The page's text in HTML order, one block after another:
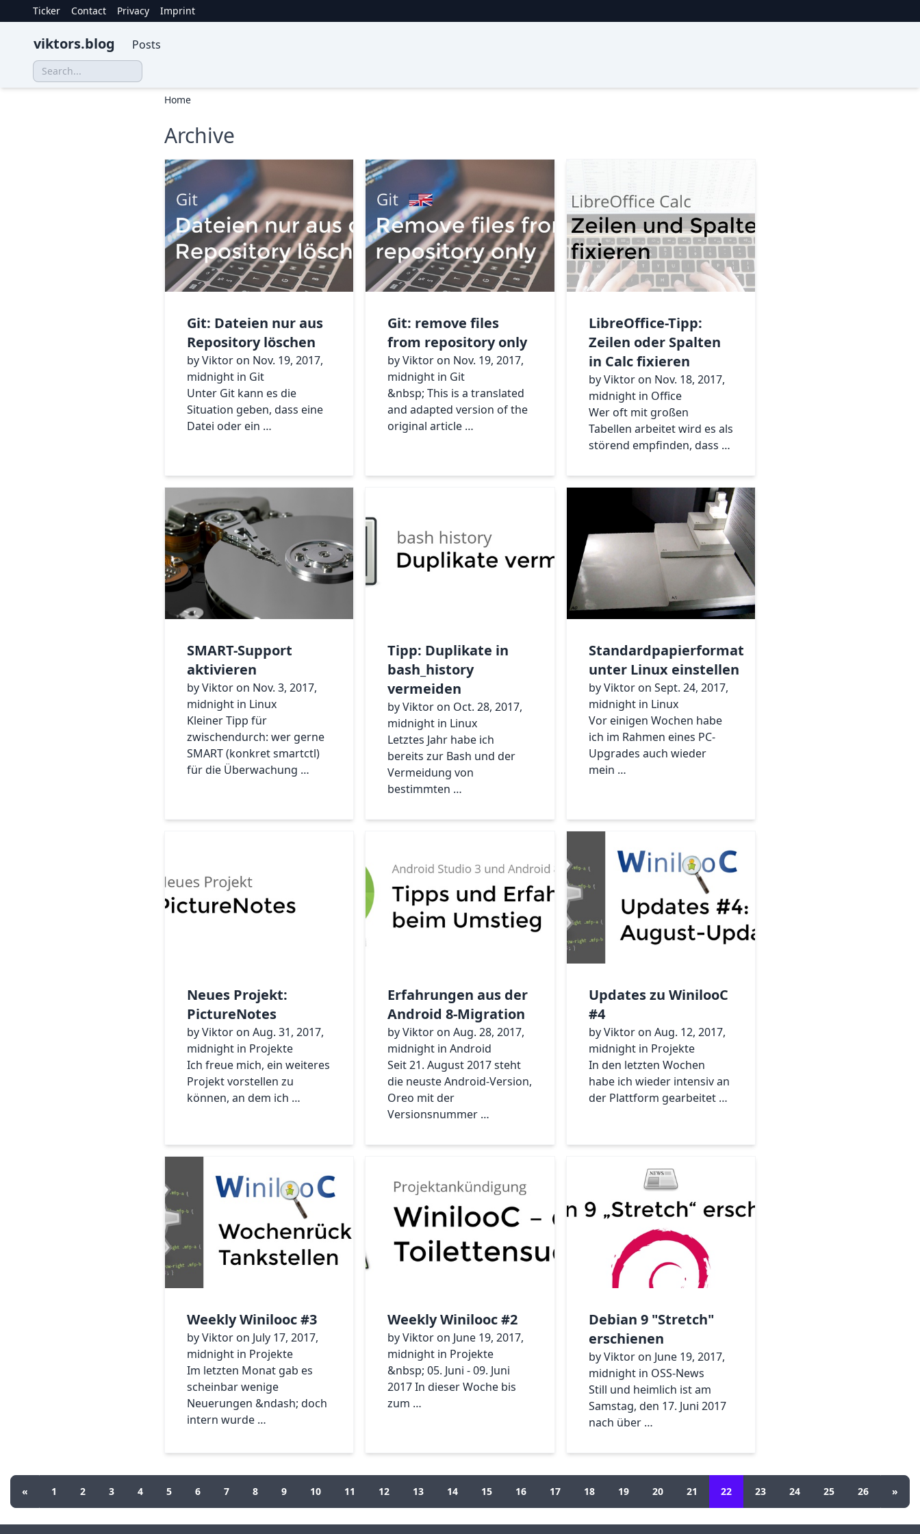
Ticker Contact Privacy Imprint
viktors.blog Posts
Home
Archive
Git: Dateien nur aus
Repository löschen
by Viktor on Nov. 19, 2017,
midnight in Git
Unter Git kann es die
Situation geben, dass eine
Datei oder ein …
Git: remove files
from repository only
by Viktor on Nov. 19, 2017,
midnight in Git
&nbsp; This is a translated
and adapted version of the
original article …
LibreOffice-Tipp:
Zeilen oder Spalten
in Calc fixieren
by Viktor on Nov. 18, 2017,
midnight in Office
Wer oft mit großen
Tabellen arbeitet wird es als
störend empfinden, dass …
SMART-Support
aktivieren
by Viktor on Nov. 3, 2017,
midnight in Linux
Kleiner Tipp für
zwischendurch: wer gerne
SMART (konkret smartctl)
für die Überwachung …
Tipp: Duplikate in
bash_history
vermeiden
by Viktor on Oct. 28, 2017,
midnight in Linux
Letztes Jahr habe ich
bereits zur Bash und der
Vermeidung von
bestimmten …
Standardpapierformat
unter Linux einstellen
by Viktor on Sept. 24, 2017,
midnight in Linux
Vor einigen Wochen habe
ich im Rahmen eines PC-
Upgrades auch wieder
mein …
Neues Projekt:
PictureNotes
by Viktor on Aug. 31, 2017,
midnight in Projekte
Ich freue mich, ein weiteres
Projekt vorstellen zu
können, an dem ich …
Erfahrungen aus der
Android 8-Migration
by Viktor on Aug. 28, 2017,
midnight in Android
Seit 21. August 2017 steht
die neuste Android-Version,
Oreo mit der
Versionsnummer …
Updates zu WinilooC
#4
by Viktor on Aug. 12, 2017,
midnight in Projekte
In den letzten Wochen
habe ich wieder intensiv an
der Plattform gearbeitet …
Weekly Winilooc #3
by Viktor on July 17, 2017,
midnight in Projekte
Im letzten Monat gab es
scheinbar wenige
Neuerungen &ndash; doch
intern wurde …
Weekly Winilooc #2
by Viktor on June 19, 2017,
midnight in Projekte
&nbsp; 05. Juni - 09. Juni
2017 In dieser Woche bis
zum …
Debian 9 "Stretch"
erschienen
by Viktor on June 19, 2017,
midnight in OSS-News
Still und heimlich ist am
Samstag, den 17. Juni 2017
nach über …
« 1 2 3 4 5 6 7 8 9 10 11 12 13 14 15 16 17 18 19 20 21 22 23 24 25 26 »